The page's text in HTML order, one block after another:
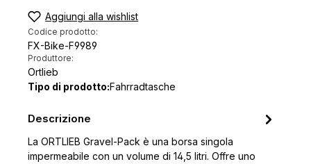
Aggiungi alla wishlist
Codice prodotto:
FX-Bike-F9989
Produttore:
Ortlieb
Tipo di prodotto:Fahrradtasche
Descrizione
La ORTLIEB Gravel-Pack è una borsa singola
impermeabile con un volume di 14,5 litri. Offre uno